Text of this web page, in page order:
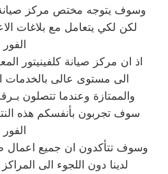
وسوف يتوجه مختص مركز صيانة
لكن لكي يتعامل مع بلاغات
الفور
اذ ان مركز صيانة كلفينيتور
الى مستوى عالى بالخدمات
والممتازة وعندما تتصلون
سوف تجربون بأنفسكم هذه
الفور
وسوف تتأكدون ان جميع اعمال
لدينا دون اللجوء الى